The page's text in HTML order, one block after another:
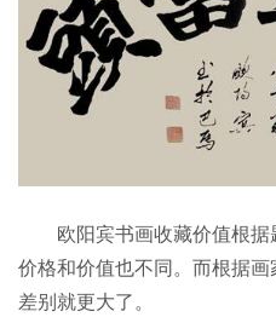
欧阳宾书画收藏价值根据
价格和价值也不同。而根据
差别就更大了。